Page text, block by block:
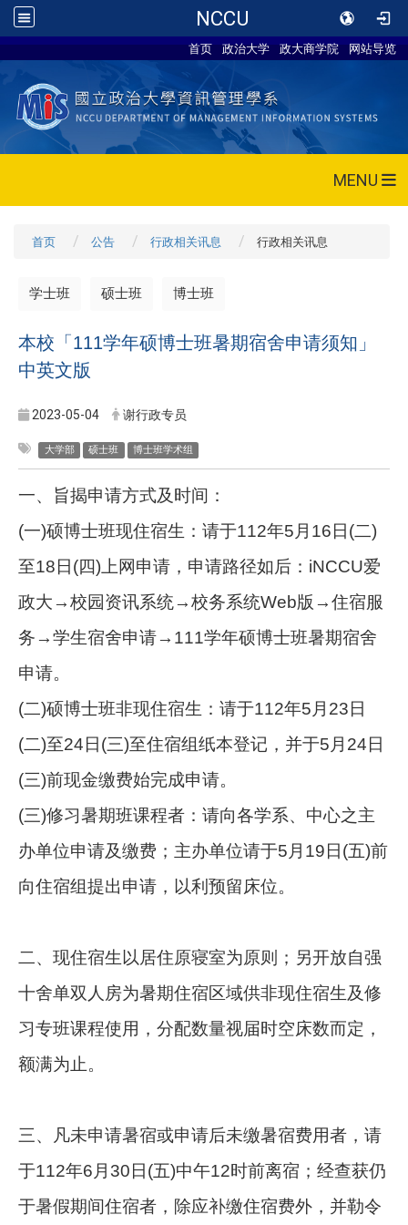
NCCU
首页 政治大学 政大商学院 网站导览
MENU
首页 公告 行政相关讯息 行政相关讯息
学士班 硕士班 博士班
本校「111学年硕博士班暑期宿舍申请须知」
中英文版
2023-05-04 谢行政专员
大学部 硕士班 博士班学术组
一、旨揭申请方式及时间：
(一)硕博士班现住宿生：请于112年5月16日(二)
至18日(四)上网申请，申请路径如后：iNCCU爱
政大→校园资讯系统→校务系统Web版→住宿服
务→学生宿舍申请→111学年硕博士班暑期宿舍
申请。
(二)硕博士班非现住宿生：请于112年5月23日
(二)至24日(三)至住宿组纸本登记，并于5月24日
(三)前现金缴费始完成申请。
(三)修习暑期班课程者：请向各学系、中心之主
办单位申请及缴费；主办单位请于5月19日(五)前
向住宿组提出申请，以利预留床位。
二、现住宿生以居住原寝室为原则；另开放自强
十舍单双人房为暑期住宿区域供非现住宿生及修
习专班课程使用，分配数量视届时空床数而定，
额满为止。
三、凡未申请暑宿或申请后未缴暑宿费用者，请
于112年6月30日(五)中午12时前离宿；经查获仍
于暑假期间住宿者，除应补缴住宿费外，并勒令